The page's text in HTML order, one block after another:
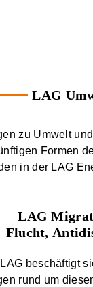
LAG
zu Umwelt
Formen
in der LAG
LAG
Flucht,
beschäftigt
rund um